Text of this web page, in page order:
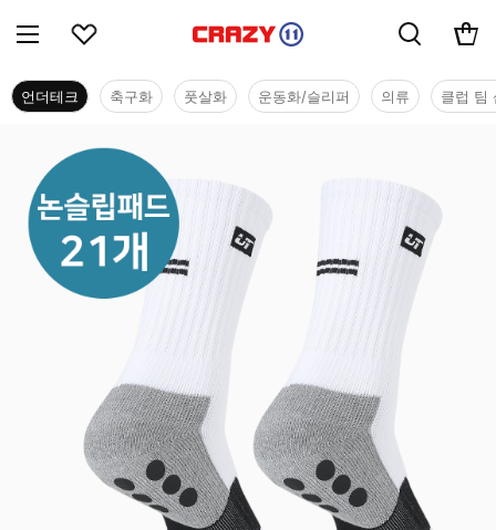
언더테크 축구화 풋살화 운동화/슬리퍼 의류 클럽 팀